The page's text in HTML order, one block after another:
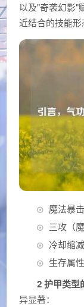
以及"奇袭幻影"
近结合的技能形
魔法暴
三攻（
冷却缩
生存属
2 护甲类型
异显著：